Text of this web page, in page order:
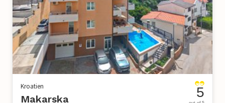
Kroatien
Makarska 5